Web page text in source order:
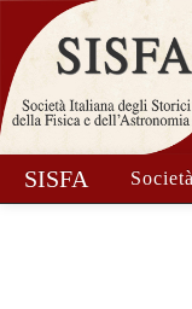
SISFA Società